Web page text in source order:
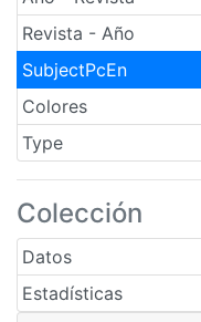
Revista - Año
SubjectPcEn
Colores
Type
Colección
Datos
Estadísticas